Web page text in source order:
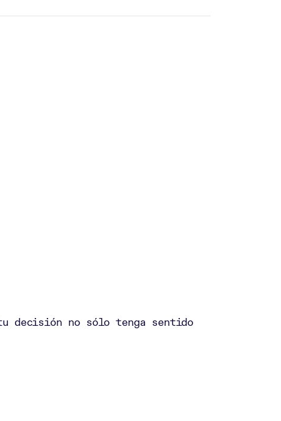
tu decisión no sólo tenga sentido